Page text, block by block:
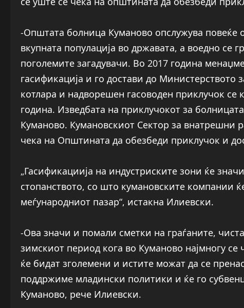
-Општата болница Куманово опслужува повеќе
вкупната популација во државата, а воедно се
поголемите загадувачи. Во 2017 година
гасификација и го достави до Министерството
котлара и надворешен гасоводен приклучок
година. Изведбата на приклучокот за
Куманово. Кумановскиот Сектор за внатрешни
чека на Општината да обезбеди приклучок и
„Гасификациија на индустриските зони ќе
стопанството, со што кумановските компании
меѓународниот пазар“, истакна Илиевски.
-Ова значи и помали сметки на граѓаните,
зимскиот период кога во Куманово најмногу се
ќе бидат зголемени и истите можат да се
поддржиме младински политики и ќе го
Куманово, рече Илиевски.